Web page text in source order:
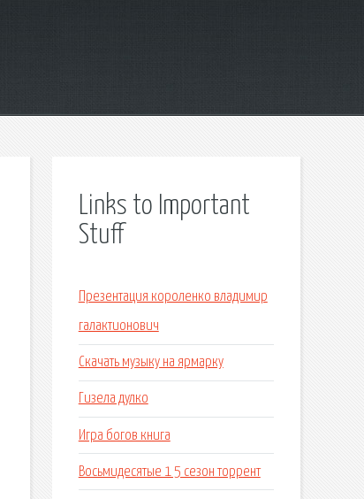
Links to Important
Stuff
Презентация короленко владимир
галактионович
Скачать музыку на ярмарку
Гизела дулко
Игра богов книга
Восьмидесятые 1 5 сезон торрент